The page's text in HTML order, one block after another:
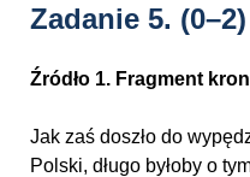
Zadanie 5. (0–2)
Źródło 1. Fragment
Jak zaś doszło do
Polski, długo byłoby o